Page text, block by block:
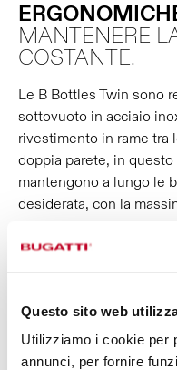
Questo sito web
Utilizziamo i cookie per
annunci, per fornire
MANTENERE
COSTANTE.
Le B Bottles Twin sono
sottovuoto in acciaio
rivestimento in rame tra
doppia parete, in
mantengono a lungo le
desiderata, con la
all'esterno: i liquidi caldi
e preserveranno il
bevande gassate!